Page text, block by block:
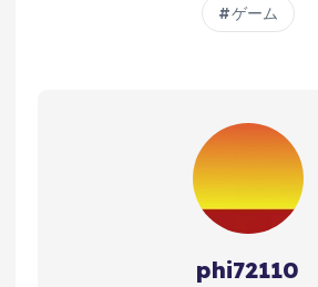
ゲーム
phi72110